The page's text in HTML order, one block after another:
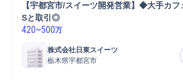
【宇都宮市/スイーツ開発営業】◆大手カフ
Sと取引◎
420~500万
株式会社日東スイーツ
栃木県宇都宮市